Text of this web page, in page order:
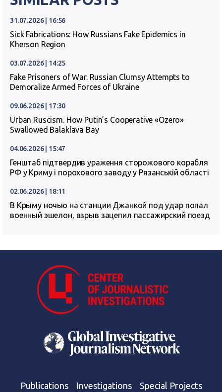
31.07.2026 | 16:56
Sick Fabrications: How Russians Fake Epidemics in
Kherson Region
03.07.2026 | 14:25
Fake Prisoners of War. Russian Clumsy Attempts to
Demoralize Armed Forces of Ukraine
09.06.2026 | 17:30
Urban Ruscism. How Putin’s Cooperative «Ozero»
Swallowed Balaklava Bay
04.06.2026 | 15:47
Генштаб підтвердив ураження сторожового корабля
РФ у Криму і порохового заводу у Рязанській області
02.06.2026 | 18:11
В Крыму ночью на станции Джанкой под удар попал
военный эшелон, взрыв зацепил пассажирский поезд
Publications Investigations Special Projects